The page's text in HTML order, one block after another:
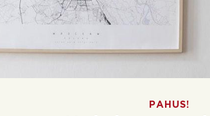
PAHUS!